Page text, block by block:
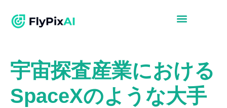
宇宙探査産業における
SpaceXのような大手